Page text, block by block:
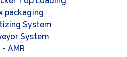
packaging
System
System
- AMR